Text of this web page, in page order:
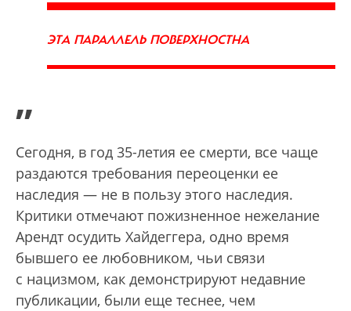
ЭТА ПАРАЛЛЕЛЬ ПОВЕРХНОСТНА
”
Сегодня, в год 35-летия ее смерти, все чаще
раздаются требования переоценки ее
наследия — не в пользу этого наследия.
Критики отмечают пожизненное нежелание
Арендт осудить Хайдеггера, одно время
бывшего ее любовником, чьи связи
с нацизмом, как демонстрируют недавние
публикации, были еще теснее, чем